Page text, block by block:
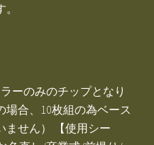
ーのみのチップとなり
場合、10枚組の為ベース
ません） 【使用シー